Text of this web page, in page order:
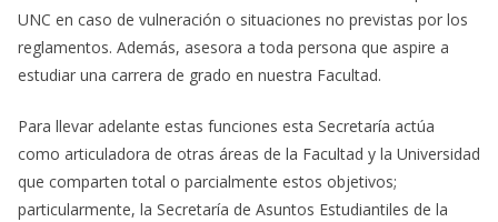
UNC en caso de vulneración o situaciones no previstas por los
reglamentos. Además, asesora a toda persona que aspire a
estudiar una carrera de grado en nuestra Facultad.
Para llevar adelante estas funciones esta Secretaría actúa
como articuladora de otras áreas de la Facultad y la Universidad
que comparten total o parcialmente estos objetivos;
particularmente, la Secretaría de Asuntos Estudiantiles de la